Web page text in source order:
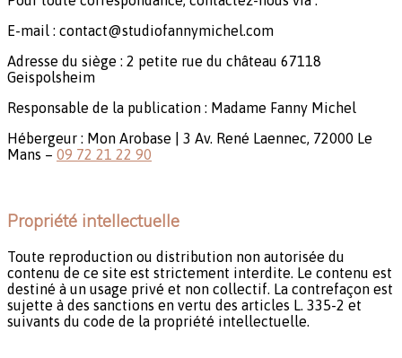
E-mail : contact@studiofannymichel.com
Adresse du siège : 2 petite rue du château 67118
Geispolsheim
Responsable de la publication : Madame Fanny Michel
Hébergeur : Mon Arobase | 3 Av. René Laennec, 72000 Le
Mans – 09 72 21 22 90
Propriété intellectuelle
Toute reproduction ou distribution non autorisée du
contenu de ce site est strictement interdite. Le contenu est
destiné à un usage privé et non collectif. La contrefaçon est
sujette à des sanctions en vertu des articles L. 335-2 et
suivants du code de la propriété intellectuelle.